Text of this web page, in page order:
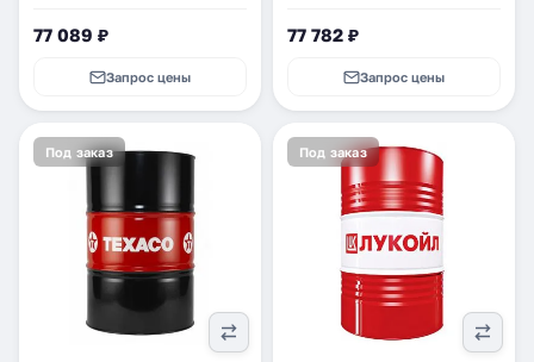
77 089 ₽
Запрос цены
77 782 ₽
Запрос цены
Под заказ Под заказ